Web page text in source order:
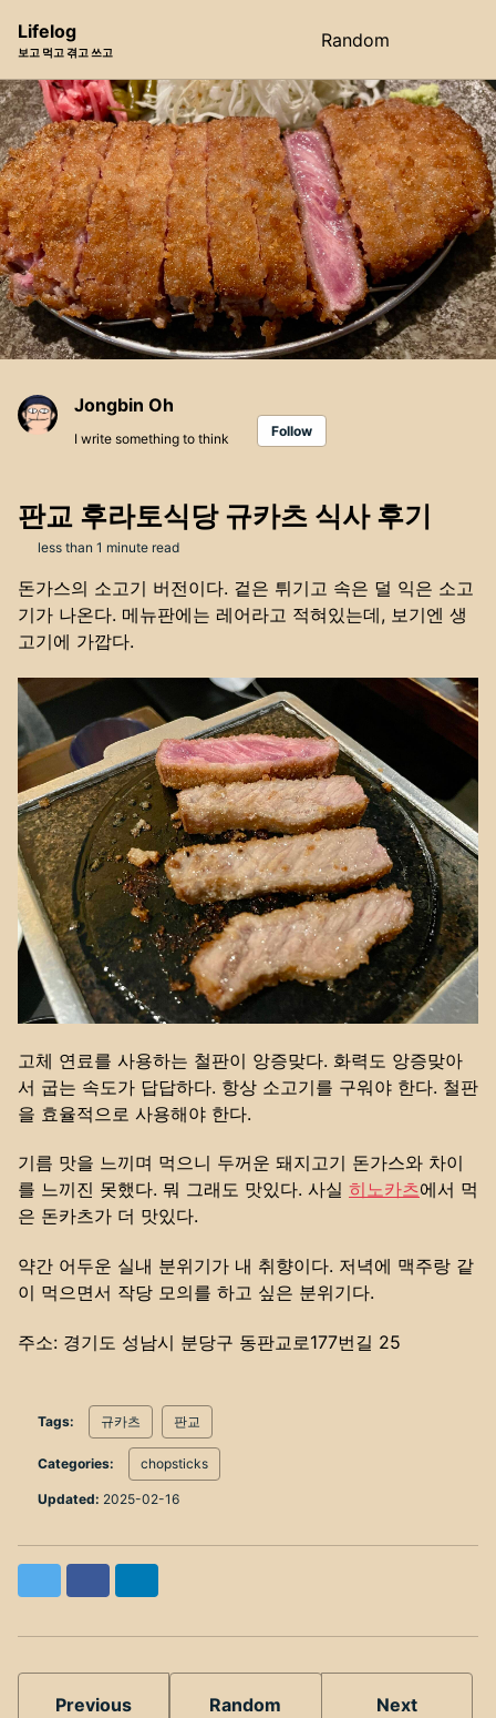
navigation
Lifelog
보고 먹고 겪고 쓰고
Random
Jongbin Oh
I write something to think Follow
판교 후라토식당 규카츠 식사 후기
less than 1 minute read
돈가스의 소고기 버전이다. 겉은 튀기고 속은 덜 익은 소고
기가 나온다. 메뉴판에는 레어라고 적혀있는데, 보기엔 생
고기에 가깝다.
고체 연료를 사용하는 철판이 앙증맞다. 화력도 앙증맞아
서 굽는 속도가 답답하다. 항상 소고기를 구워야 한다. 철판
을 효율적으로 사용해야 한다.
기름 맛을 느끼며 먹으니 두꺼운 돼지고기 돈가스와 차이
를 느끼진 못했다. 뭐 그래도 맛있다. 사실 히노카츠에서 먹
은 돈카츠가 더 맛있다.
약간 어두운 실내 분위기가 내 취향이다. 저녁에 맥주랑 같
이 먹으면서 작당 모의를 하고 싶은 분위기다.
주소: 경기도 성남시 분당구 동판교로177번길 25
Tags: 규카츠 판교
Categories: chopsticks
Updated: 2025-02-16
Previous Random Next